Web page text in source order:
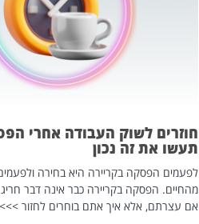
חוזרים לשוק העבודה אחרי
תעשו את זה נכון
לפעמים הפסקה בקריירה היא בחירה
מהחיים. הפסקה בקריירה כבר אינה דבר
אם עצרתם, אלא איך אתם בוחרים לחזור >>>